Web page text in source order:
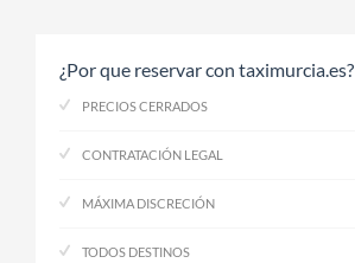
¿Por que reservar con taximurcia.es?
PRECIOS CERRADOS
CONTRATACIÓN LEGAL
MÁXIMA DISCRECIÓN
TODOS DESTINOS